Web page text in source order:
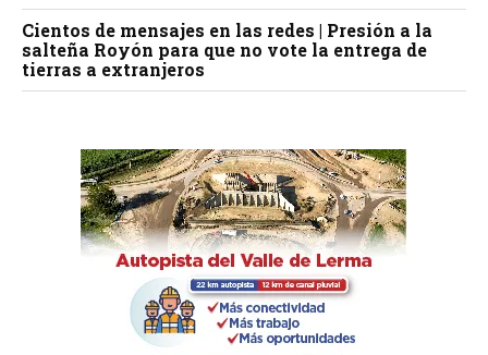
Cientos de mensajes en las redes | Presión a la
salteña Royón para que no vote la entrega de
tierras a extranjeros